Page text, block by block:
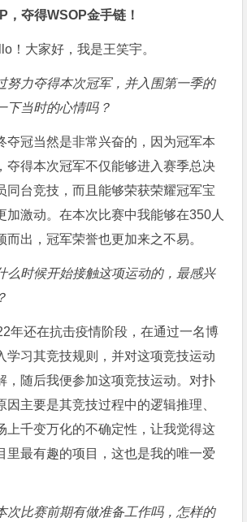
，夺得WSOP金手链！
！大家好，我是王笑宇。
努力夺得本次冠军，并入围第一季的
下当时的心情吗？
夺冠当然是非常兴奋的，因为冠军本
夺得本次冠军不仅能够进入赛季总决
同台竞技，而且能够荣获荣耀冠军宝
加激动。在本次比赛中我能够在350人
而出，冠军荣誉也更加来之不易。
么时候开始接触这项运动的，最感兴
年还在抗击疫情阶段，在通过一名博
学习其竞技规则，并对这项竞技运动
，随后我便参加这项竞技运动。对扑
因主要是其竞技过程中的逻辑推理、
上千变万化的不确定性，让我觉得这
里最有趣的项目，这也是我的唯一爱
次比赛前期有做准备工作吗，怎样的